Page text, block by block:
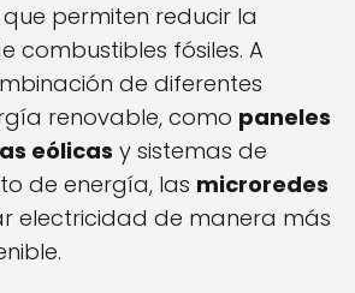
que permiten reducir la
combustibles fósiles. A
de diferentes
renovable, como paneles
eólicas y sistemas de
de energía, las microredes
electricidad de manera más